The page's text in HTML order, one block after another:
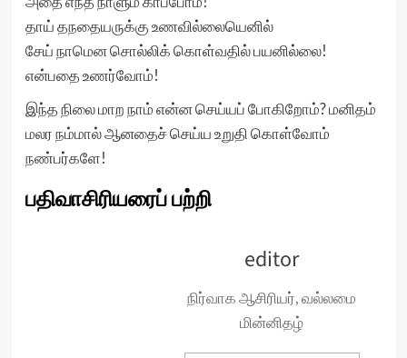
தாய் தநதையருக்கு உணவில்லையெனில்
சேய் நாமென சொல்லிக் கொள்வதில் பயனில்லை!
என்பதை உணர்வோம்!
இந்த நிலை மாற நாம் என்ன செய்யப் போகிறோம்? மனிதம்
மலர நம்மால் ஆனதைச் செய்ய உறுதி கொள்வோம்
நண்பர்களே!
பதிவாசிரியரைப் பற்றி
editor
நிர்வாக ஆசிரியர், வல்லமை
மின்னிதழ்